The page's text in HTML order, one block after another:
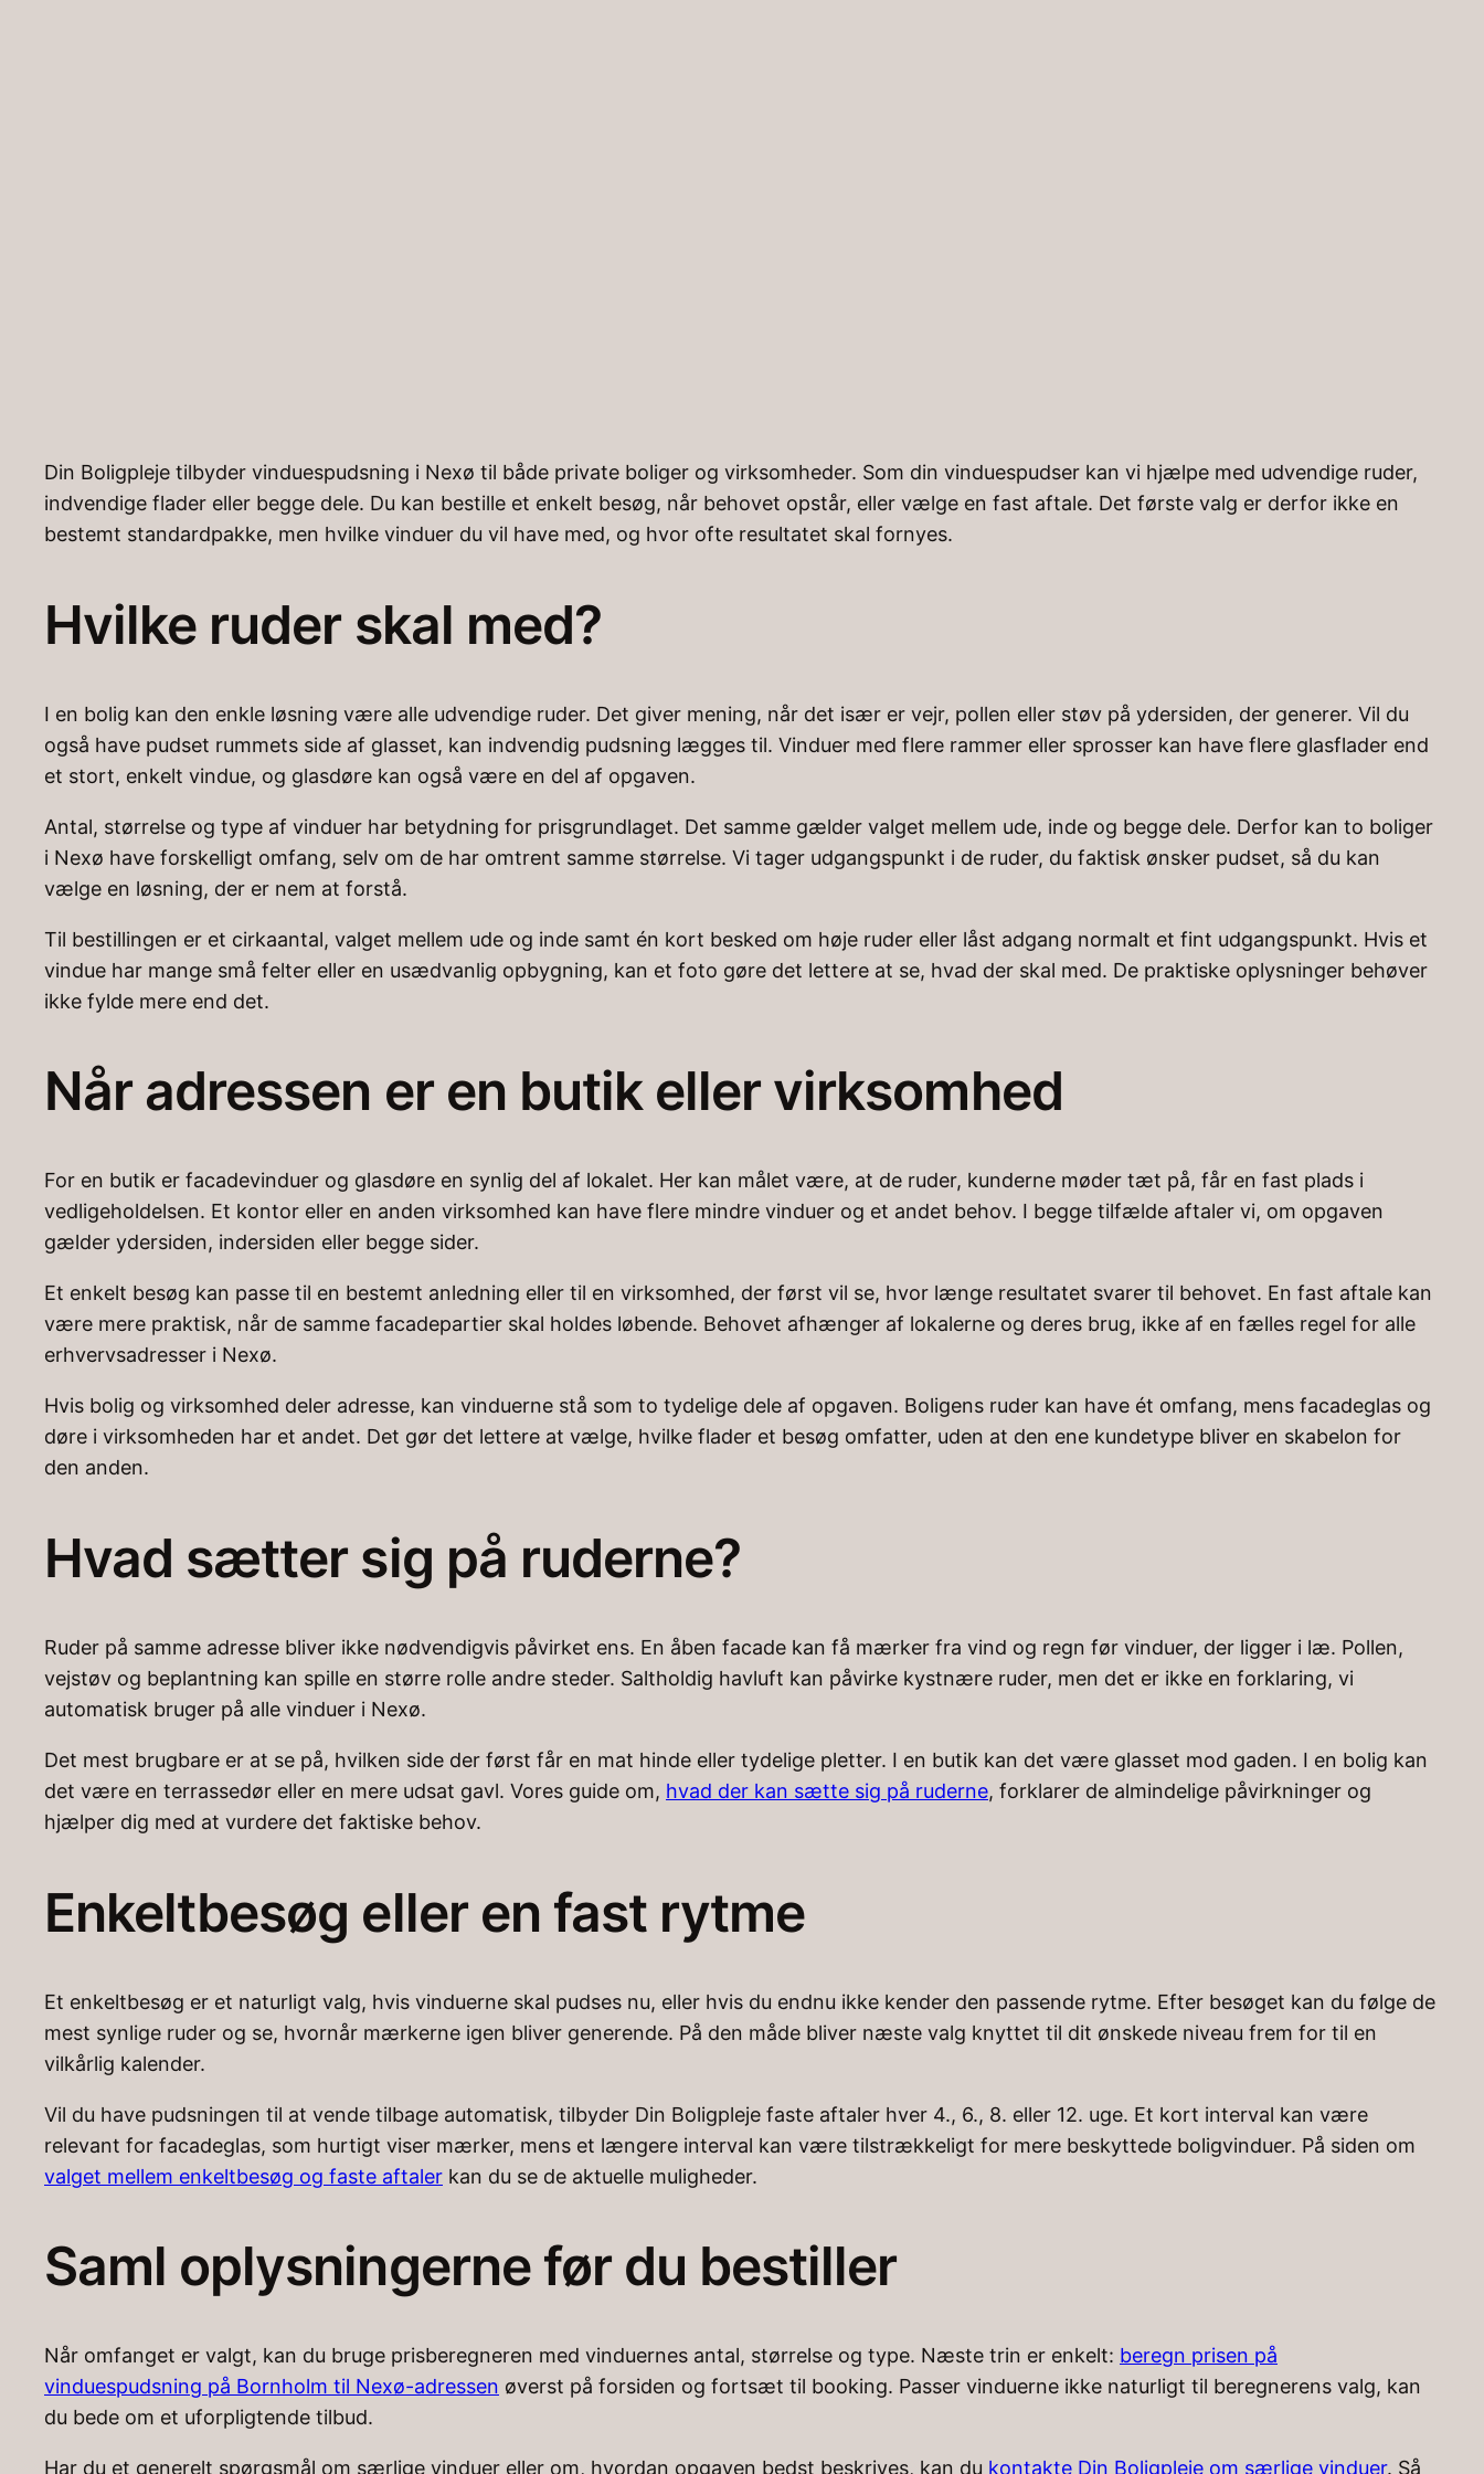
Din Boligpleje tilbyder vinduespudsning i Nexø til både private boliger og virksomheder. Som din vinduespudser kan vi hjælpe med udvendige ruder,
indvendige flader eller begge dele. Du kan bestille et enkelt besøg, når behovet opstår, eller vælge en fast aftale. Det første valg er derfor ikke en
bestemt standardpakke, men hvilke vinduer du vil have med, og hvor ofte resultatet skal fornyes.
Hvilke ruder skal med?
I en bolig kan den enkle løsning være alle udvendige ruder. Det giver mening, når det især er vejr, pollen eller støv på ydersiden, der generer. Vil du
også have pudset rummets side af glasset, kan indvendig pudsning lægges til. Vinduer med flere rammer eller sprosser kan have flere glasflader end
et stort, enkelt vindue, og glasdøre kan også være en del af opgaven.
Antal, størrelse og type af vinduer har betydning for prisgrundlaget. Det samme gælder valget mellem ude, inde og begge dele. Derfor kan to boliger
i Nexø have forskelligt omfang, selv om de har omtrent samme størrelse. Vi tager udgangspunkt i de ruder, du faktisk ønsker pudset, så du kan
vælge en løsning, der er nem at forstå.
Til bestillingen er et cirkaantal, valget mellem ude og inde samt én kort besked om høje ruder eller låst adgang normalt et fint udgangspunkt. Hvis et
vindue har mange små felter eller en usædvanlig opbygning, kan et foto gøre det lettere at se, hvad der skal med. De praktiske oplysninger behøver
ikke fylde mere end det.
Når adressen er en butik eller virksomhed
For en butik er facadevinduer og glasdøre en synlig del af lokalet. Her kan målet være, at de ruder, kunderne møder tæt på, får en fast plads i
vedligeholdelsen. Et kontor eller en anden virksomhed kan have flere mindre vinduer og et andet behov. I begge tilfælde aftaler vi, om opgaven
gælder ydersiden, indersiden eller begge sider.
Et enkelt besøg kan passe til en bestemt anledning eller til en virksomhed, der først vil se, hvor længe resultatet svarer til behovet. En fast aftale kan
være mere praktisk, når de samme facadepartier skal holdes løbende. Behovet afhænger af lokalerne og deres brug, ikke af en fælles regel for alle
erhvervsadresser i Nexø.
Hvis bolig og virksomhed deler adresse, kan vinduerne stå som to tydelige dele af opgaven. Boligens ruder kan have ét omfang, mens facadeglas og
døre i virksomheden har et andet. Det gør det lettere at vælge, hvilke flader et besøg omfatter, uden at den ene kundetype bliver en skabelon for
den anden.
Hvad sætter sig på ruderne?
Ruder på samme adresse bliver ikke nødvendigvis påvirket ens. En åben facade kan få mærker fra vind og regn før vinduer, der ligger i læ. Pollen,
vejstøv og beplantning kan spille en større rolle andre steder. Saltholdig havluft kan påvirke kystnære ruder, men det er ikke en forklaring, vi
automatisk bruger på alle vinduer i Nexø.
Det mest brugbare er at se på, hvilken side der først får en mat hinde eller tydelige pletter. I en butik kan det være glasset mod gaden. I en bolig kan
det være en terrassedør eller en mere udsat gavl. Vores guide om, hvad der kan sætte sig på ruderne, forklarer de almindelige påvirkninger og
hjælper dig med at vurdere det faktiske behov.
Enkeltbesøg eller en fast rytme
Et enkeltbesøg er et naturligt valg, hvis vinduerne skal pudses nu, eller hvis du endnu ikke kender den passende rytme. Efter besøget kan du følge de
mest synlige ruder og se, hvornår mærkerne igen bliver generende. På den måde bliver næste valg knyttet til dit ønskede niveau frem for til en
vilkårlig kalender.
Vil du have pudsningen til at vende tilbage automatisk, tilbyder Din Boligpleje faste aftaler hver 4., 6., 8. eller 12. uge. Et kort interval kan være
relevant for facadeglas, som hurtigt viser mærker, mens et længere interval kan være tilstrækkeligt for mere beskyttede boligvinduer. På siden om
valget mellem enkeltbesøg og faste aftaler kan du se de aktuelle muligheder.
Saml oplysningerne før du bestiller
Når omfanget er valgt, kan du bruge prisberegneren med vinduernes antal, størrelse og type. Næste trin er enkelt: beregn prisen på
vinduespudsning på Bornholm til Nexø-adressen øverst på forsiden og fortsæt til booking. Passer vinduerne ikke naturligt til beregnerens valg, kan
du bede om et uforpligtende tilbud.
Har du et generelt spørgsmål om særlige vinduer eller om, hvordan opgaven bedst beskrives, kan du kontakte Din Boligpleje om særlige vinduer. Så